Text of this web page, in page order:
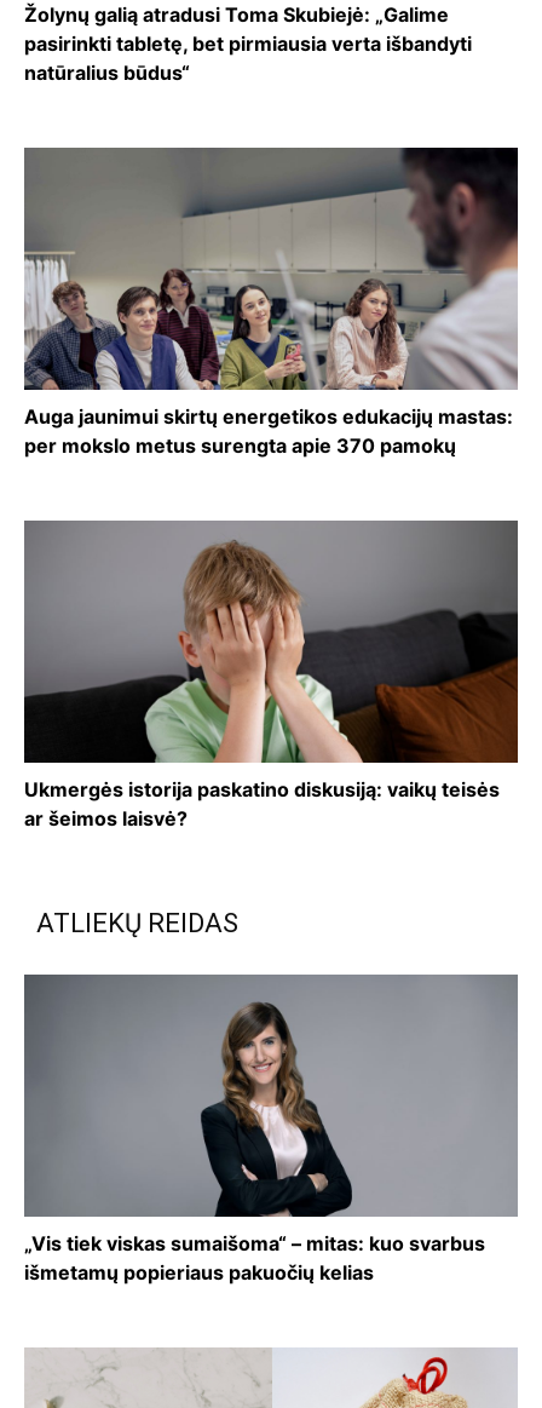
Žolynų galią atradusi Toma Skubiejė: „Galime
pasirinkti tabletę, bet pirmiausia verta išbandyti
natūralius būdus“
Auga jaunimui skirtų energetikos edukacijų mastas:
per mokslo metus surengta apie 370 pamokų
Ukmergės istorija paskatino diskusiją: vaikų teisės
ar šeimos laisvė?
ATLIEKŲ REIDAS
„Vis tiek viskas sumaišoma“ – mitas: kuo svarbus
išmetamų popieriaus pakuočių kelias